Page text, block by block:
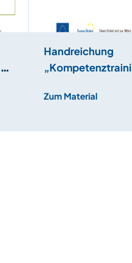
Handreichung
Zum Material